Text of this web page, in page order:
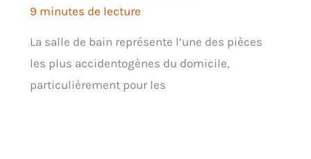
9 minutes de lecture
La salle de bain représente l’une des pièces
les plus accidentogènes du domicile,
particulièrement pour les